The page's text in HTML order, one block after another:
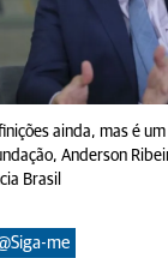
ainda, mas é
Anderson
Brasil
me